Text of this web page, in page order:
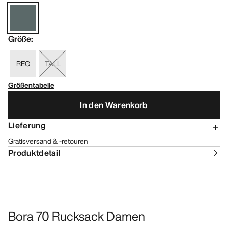
Größe:
REG
TALL
Größentabelle
In den Warenkorb
Lieferung
Gratisversand & -retouren
Produktdetail
Bora 70 Rucksack Damen